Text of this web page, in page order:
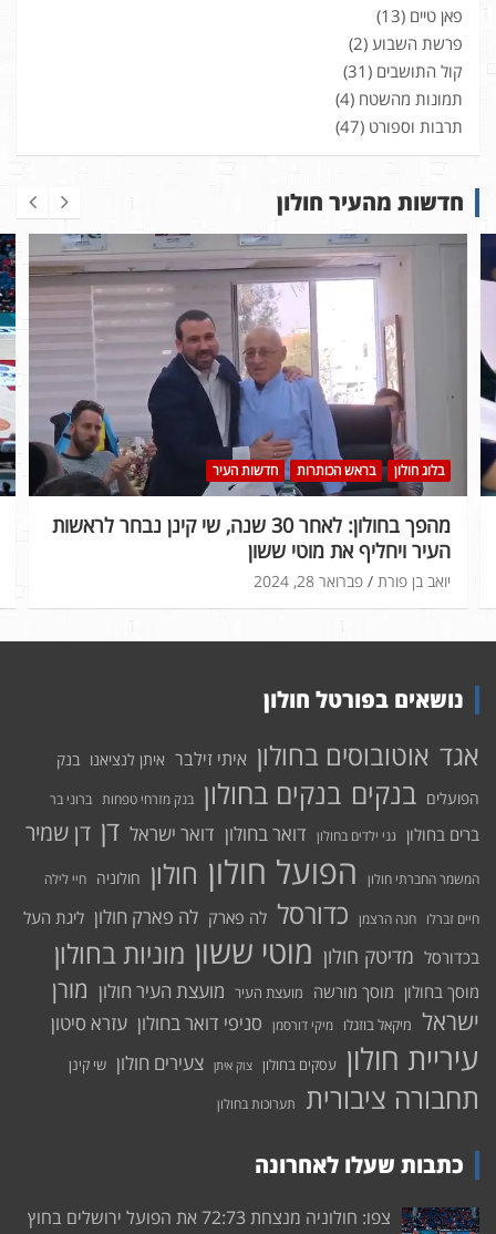
פאן טיים (13)
פרשת השבוע (2)
קול התושבים (31)
תמונות מהשטח (4)
תרבות וספורט (47)
חדשות מהעיר חולון
בלוג חולון בראש הכותרות חדשות העיר
מהפך בחולון: לאחר 30 שנה, שי קינן נבחר לראשות
העיר ויחליף את מוטי ששון
פברואר 28, 2024 יואב בן פורת
נושאים בפורטל חולון
אגד אוטובוסים בחולון איתי זילבר איתן לנציאנו בנק
הפועלים בנקים בנקים בחולון בנק מזרחי טפחות ברוני בר
ברים בחולון גני ילדים בחולון דואר בחולון דואר ישראל דן דן שמיר
המשמר החברתי חולון הפועל חולון חולון חולוניה חיי לילה
חיים זברלו חנה הרצמן כדורסל לה פארק לה פארק חולון ליגת העל
בכדורסל מדיטק חולון מוטי ששון מוניות בחולון
מוסך בחולון מוסך מורשה מועצת העיר מועצת העיר חולון מורן
ישראל מיקאל בוזגלו מיקי דורסמן סניפי דואר בחולון עזרא סיטון
עיריית חולון עסקים בחולון צוק איתן צעירים חולון שי קינן
תחבורה ציבורית תערוכות בחולון
כתבות שעלו לאחרונה
צפו: חולוניה מנצחת 72:73 את הפועל ירושלים בחוץ